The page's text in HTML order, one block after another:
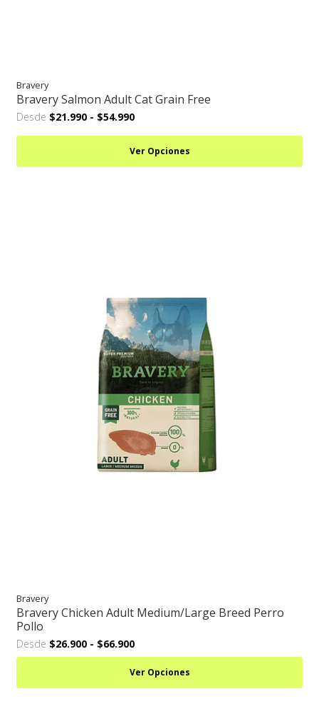
Bravery
Bravery Salmon Adult Cat Grain Free
Desde $21.990 - $54.990
Ver Opciones
Bravery
Bravery Chicken Adult Medium/Large Breed Perro
Pollo
Desde $26.900 - $66.900
Ver Opciones